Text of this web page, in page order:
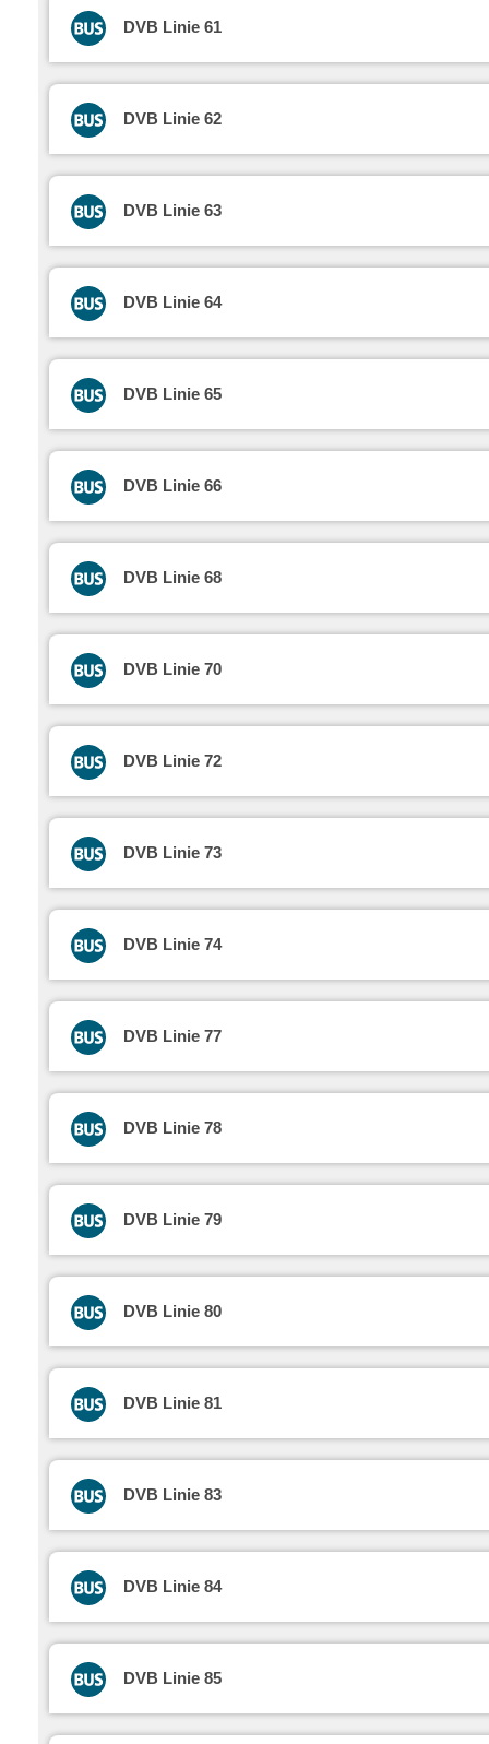
DVB Linie 61
DVB Linie 62
DVB Linie 63
DVB Linie 64
DVB Linie 65
DVB Linie 66
DVB Linie 68
DVB Linie 70
DVB Linie 72
DVB Linie 73
DVB Linie 74
DVB Linie 77
DVB Linie 78
DVB Linie 79
DVB Linie 80
DVB Linie 81
DVB Linie 83
DVB Linie 84
DVB Linie 85